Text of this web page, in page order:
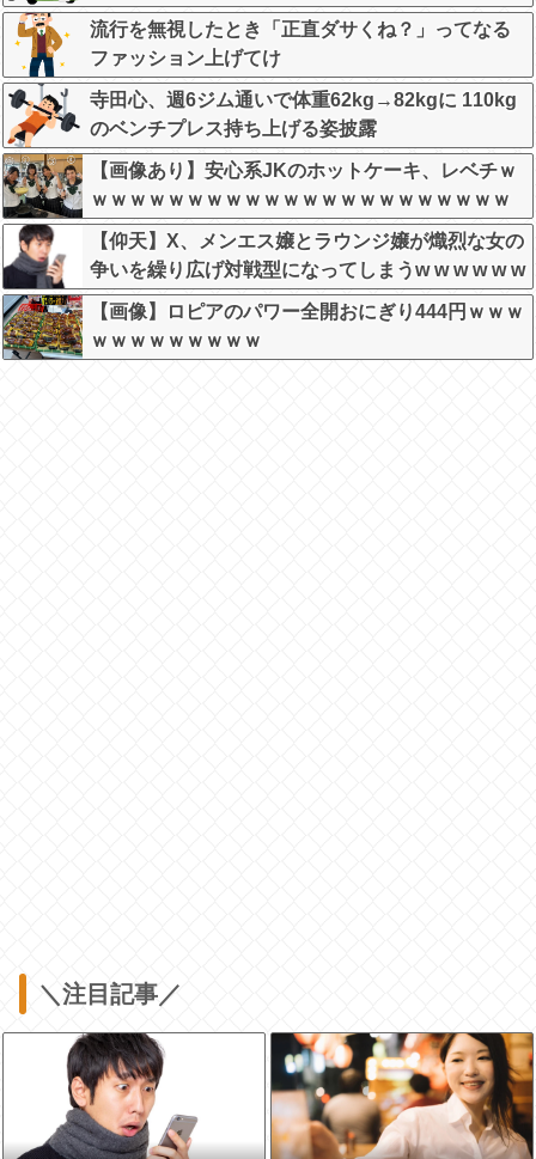
流行を無視したとき「正直ダサくね？」ってなる
ファッション上げてけ
寺田心、週6ジム通いで体重62kg→82kgに 110kg
のベンチプレス持ち上げる姿披露
【画像あり】安心系JKのホットケーキ、レベチｗ
ｗｗｗｗｗｗｗｗｗｗｗｗｗｗｗｗｗｗｗｗｗｗ
ｗ
【仰天】X、メンエス嬢とラウンジ嬢が熾烈な女の
争いを繰り広げ対戦型になってしまうw w w w w w
w w
【画像】ロピアのパワー全開おにぎり444円ｗｗｗ
ｗｗｗｗｗｗｗｗｗ
＼注目記事／